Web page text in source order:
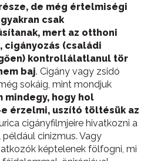
de még értelmiségi
csak
mert az otthoni
cigányozás (családi
kontrollálatlanul tör
baj. Cigány vagy zsidó
sokáig, mint mondjuk
mindegy, hogy hol
érzelmi, uszító töltésük az
cigányfilmjeire hivatkozni a
például cinizmus. Vagy
képtelenek fölfogni, mi